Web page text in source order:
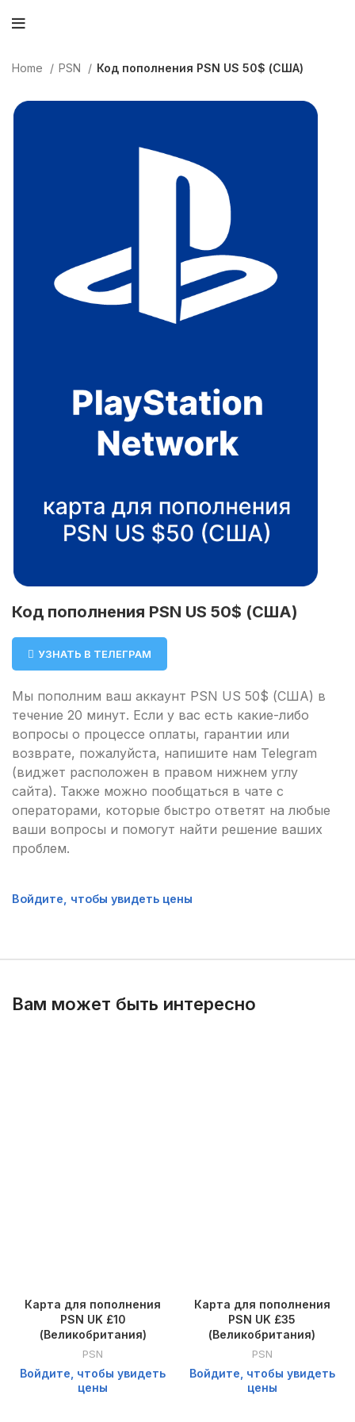
Home PSN Код пополнения PSN US 50$ (США)
Код пополнения PSN US 50$ (США)
УЗНАТЬ В ТЕЛЕГРАМ
Мы пополним ваш аккаунт PSN US 50$ (США) в
течение 20 минут. Если у вас есть какие-либо
вопросы о процессе оплаты, гарантии или
возврате, пожалуйста, напишите нам Telegram
(виджет расположен в правом нижнем углу
сайта). Также можно пообщаться в чате с
операторами, которые быстро ответят на любые
ваши вопросы и помогут найти решение ваших
проблем.
Войдите, чтобы увидеть цены
Вам может быть интересно
Карта для пополнения
PSN UK £10
(Великобритания)
PSN
Войдите, чтобы увидеть
цены
Карта для пополнения
PSN UK £35
(Великобритания)
PSN
Войдите, чтобы увидеть
цены